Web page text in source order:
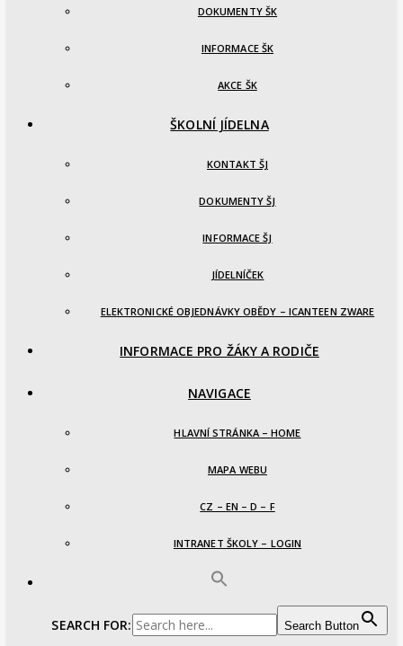
DOKUMENTY ŠK
INFORMACE ŠK
AKCE ŠK
ŠKOLNÍ JÍDELNA
KONTAKT ŠJ
DOKUMENTY ŠJ
INFORMACE ŠJ
JÍDELNÍČEK
ELEKTRONICKÉ OBJEDNÁVKY OBĚDY – ICANTEEN ZWARE
INFORMACE PRO ŽÁKY A RODIČE
NAVIGACE
HLAVNÍ STRÁNKA – HOME
MAPA WEBU
CZ – EN – D – F
INTRANET ŠKOLY – LOGIN
SEARCH FOR: Search Button